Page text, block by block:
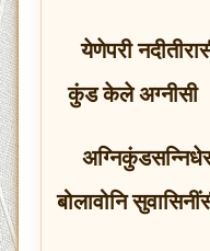
येणेपरी
कुंड केले अग्नीसी
बोलावोनि